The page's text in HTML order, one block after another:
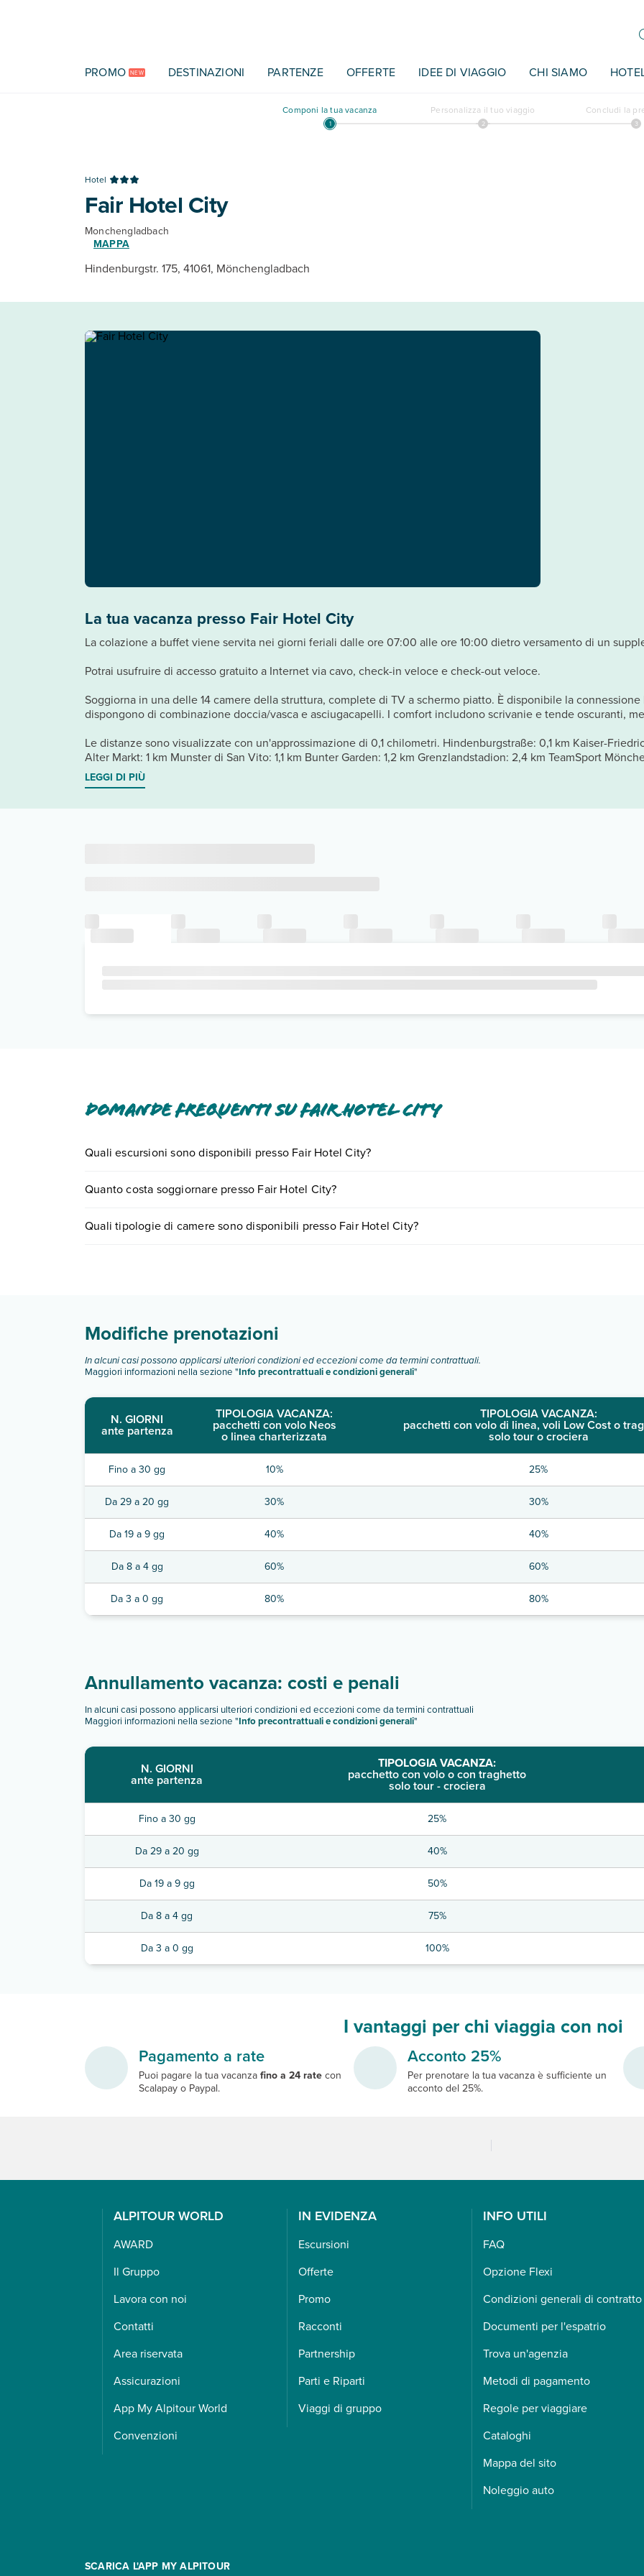
PROMO NEW DESTINAZIONI PARTENZE OFFERTE IDEE DI VIAGGIO CHI SIAMO
Componi la tua vacanza Personalizza il tuo viaggio Concludi la
Hotel
Fair Hotel City
Monchengladbach
MAPPA
Hindenburgstr. 175, 41061, Mönchengladbach
La tua vacanza presso Fair Hotel City
La colazione a buffet viene servita nei giorni feriali dalle ore 07:00 alle ore 10:00 dietro versamento di un
Potrai usufruire di accesso gratuito a Internet via cavo, check-in veloce e check-out veloce.
Soggiorna in una delle 14 camere della struttura, complete di TV a schermo piatto. È disponibile la
dispongono di combinazione doccia/vasca e asciugacapelli. I comfort includono scrivanie e tende oscuranti,
Le distanze sono visualizzate con un'approssimazione di 0,1 chilometri. Hindenburgstraße: 0,1 km Kaiser-
Alter Markt: 1 km Munster di San Vito: 1,1 km Bunter Garden: 1,2 km Grenzlandstadion: 2,4 km TeamSport
LEGGI DI PIÙ
Domande frequenti su Fair Hotel City
Quali escursioni sono disponibili presso Fair Hotel City?
0721.17231 oprenotando un appuntamento.
Quanto costa soggiornare presso Fair Hotel City?
partire.
Quali tipologie di camere sono disponibili presso Fair Hotel City?
Modifiche prenotazioni
In alcuni casi possono applicarsi ulteriori condizioni ed eccezioni come da termini contrattuali.
Maggiori informazioni nella sezione "Info precontrattuali e condizioni generali"
N. GIORNI
ante partenza
TIPOLOGIA VACANZA:
pacchetti con volo Neos
o linea charterizzata
TIPOLOGIA VACANZA:
pacchetti con volo di linea, voli Low Cost o
solo tour o crociera
Fino a 30 gg 10% 25%
Da 29 a 20 gg 30% 30%
Da 19 a 9 gg 40% 40%
Da 8 a 4 gg 60% 60%
Da 3 a 0 gg 80% 80%
Annullamento vacanza: costi e penali
In alcuni casi possono applicarsi ulteriori condizioni ed eccezioni come da termini contrattuali
Maggiori informazioni nella sezione "Info precontrattuali e condizioni generali"
N. GIORNI
ante partenza
TIPOLOGIA VACANZA:
pacchetto con volo o con traghetto
solo tour - crociera
Fino a 30 gg 25%
Da 29 a 20 gg 40%
Da 19 a 9 gg 50%
Da 8 a 4 gg 75%
Da 3 a 0 gg 100%
I vantaggi per chi viaggia con noi
Pagamento a rate
Puoi pagare la tua vacanzafino a 24 ratecon
Scalapay o Paypal.
Acconto 25%
Per prenotare la tua vacanza è sufficiente un
acconto del 25%.
ALPITOUR WORLD
AWARD
Il Gruppo
Lavora con noi
Contatti
Area riservata
Assicurazioni
App My Alpitour World
Convenzioni
IN EVIDENZA
Escursioni
Offerte
Promo
Racconti
Partnership
Parti e Riparti
Viaggi di gruppo
INFO UTILI
FAQ
Opzione Flexi
Condizioni generali di contratto
Documenti per l'espatrio
Trova un'agenzia
Metodi di pagamento
Regole per viaggiare
Cataloghi
Mappa del sito
Noleggio auto
SCARICA L'APP MY ALPITOUR